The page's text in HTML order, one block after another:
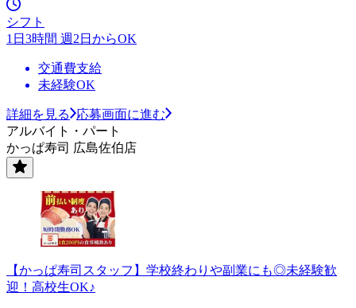
シフト
1日3時間 週2日からOK
交通費支給
未経験OK
詳細を見る
応募画面に進む
アルバイト・パート
かっぱ寿司 広島佐伯店
【かっぱ寿司スタッフ】学校終わりや副業にも◎未経験歓
迎！高校生OK♪